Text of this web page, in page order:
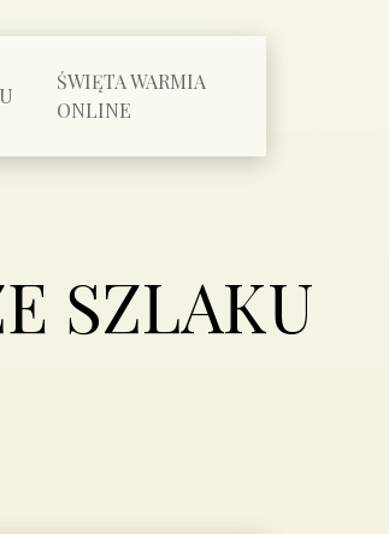
ŚWIĘTA WARMIA
ONLINE
SZLAKU